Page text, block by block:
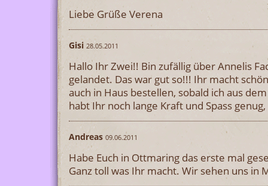
Liebe Grüße Verena
Gisi 28.05.2011
Hallo Ihr Zwei!! Bin zufällig über Annelis
gelandet. Das war gut so!!! Ihr macht
auch in Haus bestellen, sobald ich aus
habt Ihr noch lange Kraft und Spass
Andreas 09.06.2011
Habe Euch in Ottmaring das erste mal
Ganz toll was Ihr macht. Wir sehen uns in